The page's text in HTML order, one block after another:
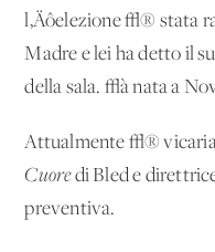
l‚Äôelezione √® stata
Madre e lei ha detto il
della sala. √à nata a
Attualmente √®
Cuoredi Bled e
preventiva.